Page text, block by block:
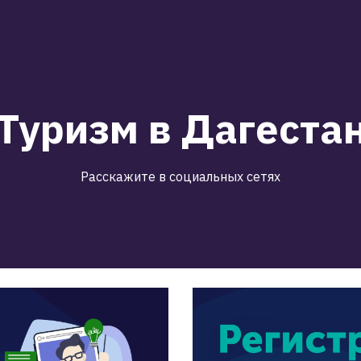
в
Расскажите в социальных сетях